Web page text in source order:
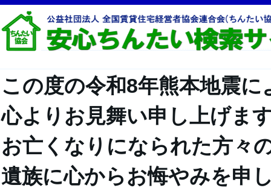
この度の令和8年熊本地震
心よりお見舞い申し上げま
お亡くなりになられた方々
遺族に心からお悔やみを申